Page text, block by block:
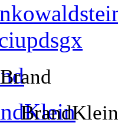
Brand
BrandKlein